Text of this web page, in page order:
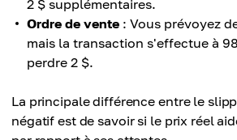
2 $ supplémentaires.
Ordre de vente : Vous prévoyez
mais la transaction s'effectue à
perdre 2 $.
La principale différence entre le
négatif est de savoir si le prix réel